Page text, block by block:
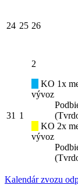
24 25 26
31 1
2
KO 1x
vývoz
KO 2x
vývoz
Kalendár zvozu